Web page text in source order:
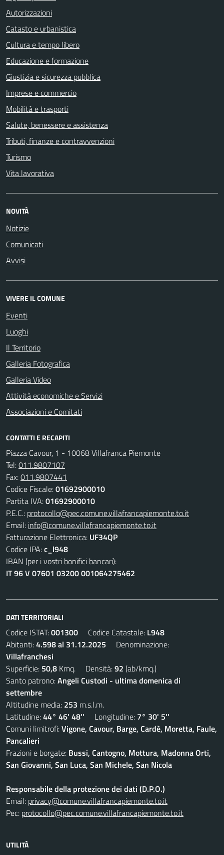
Autorizzazioni
Catasto e urbanistica
Cultura e tempo libero
Educazione e formazione
Giustizia e sicurezza pubblica
Imprese e commercio
Mobilità e trasporti
Salute, benessere e assistenza
Tributi, finanze e contravvenzioni
Turismo
Vita lavorativa
NOVITÀ
Notizie
Comunicati
Avvisi
VIVERE IL COMUNE
Eventi
Luoghi
Il Territorio
Galleria Fotografica
Galleria Video
Attività economiche e Servizi
Associazioni e Comitati
CONTATTI E RECAPITI
Piazza Cavour, 1 - 10068 Villafranca Piemonte
Tel:011.9807107
Fax:011.9807441
Codice Fiscale:01692900010
Partita IVA:01692900010
P.E.C.: protocollo@pec.comune.villafrancapiemonte.to.it
Email: info@comune.villafrancapiemonte.to.it
Fatturazione Elettronica: UF34QP
Codice IPA:c_l948
IBAN (per i vostri bonifici bancari):
IT 96 V 07601 03200 001064275462
DATI TERRITORIALI
Codice ISTAT:001300 Codice Catastale: L948
Abitanti:4.598 al 31.12.2025 Denominazione:
Villafranchesi
Superficie: 50,8 Kmq. Densità:92 (ab/kmq.)
Santo patrono:Angeli Custodi - ultima domenica di
settembre
Altitudine media: 253 m.s.l.m.
Latitudine:44° 46' 48'' Longitudine: 7° 30' 5''
Comuni limitrofi:Vigone, Cavour, Barge, Cardè, Moretta, Faule,
Pancalieri
Frazioni e borgate: Bussi, Cantogno, Mottura, Madonna Orti,
San Giovanni, San Luca, San Michele, San Nicola
Responsabile della protezione dei dati (D.P.O.)
Email: privacy@comune.villafrancapiemonte.to.it
Pec: protocollo@pec.comune.villafrancapiemonte.to.it
UTILITÀ